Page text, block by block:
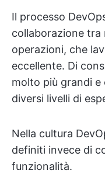
Il processo
collaborazione tra
operazioni, che
eccellente. Di
molto più grandi
diversi livelli di
Nella cultura
definiti invece di
funzionalità.